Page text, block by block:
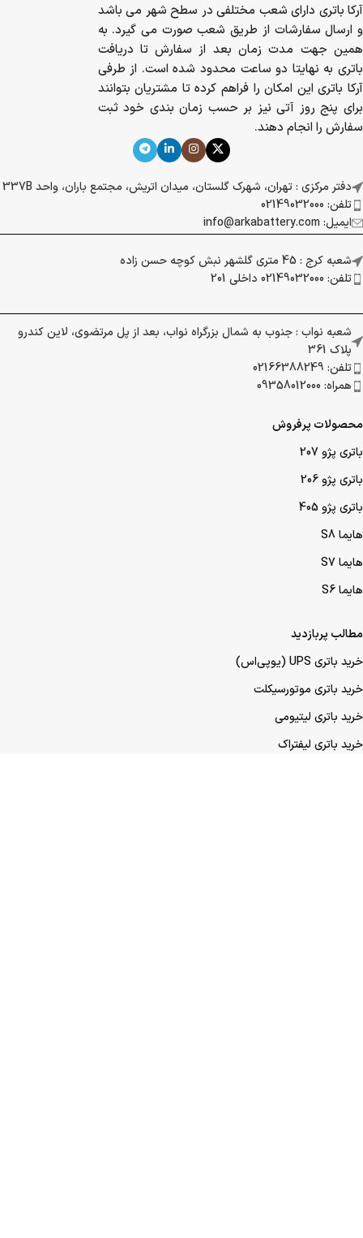
آرکا باتری دارای شعب مختلفی در سطح شهر می باشد
و ارسال سفارشات از طریق شعب صورت می گیرد. به
همین جهت مدت زمان بعد از سفارش تا دریافت
باتری به نهایتا دو ساعت محدود شده است. از طرفی
آرکا باتری این امکان را فراهم کرده تا مشتریان بتوانند
برای پنج روز آتی نیز بر حسب زمان بندی خود ثبت
سفارش را انجام دهند.
دفتر مرکزی : تهران، شهرک گلستان، میدان اتریش، مجتمع باران، واحد 337B
تلفن: 02149032000
ایمیل: info@arkabattery.com
شعبه کرج : 45 متری گلشهر نبش کوچه حسن زاده
تلفن: 02149032000 داخلی 201
شعبه نواب : جنوب به شمال بزرگراه نواب، بعد از پل مرتضوی، لاین کندرو
پلاک 361
تلفن: 02166388249
همراه: 09358012000
محصولات پرفروش
باتری پژو 207
باتری پژو 206
باتری پژو 405
هایما S8
هایما S7
هایما S6
مطالب پربازدید
خرید باتری UPS (یو‌پی‌اس)
خرید باتری موتورسیکلت
خرید باتری لیتیومی
خرید باتری لیفتراک